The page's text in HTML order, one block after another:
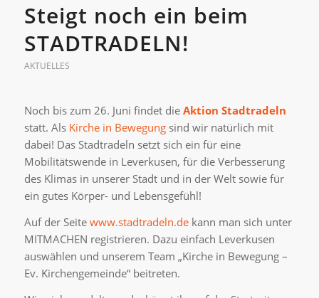
Steigt noch ein beim
STADTRADELN!
AKTUELLES
Noch bis zum 26. Juni findet die Aktion Stadtradeln
statt. Als Kirche in Bewegungsind wir natürlich mit
dabei! Das Stadtradeln setzt sich ein für eine
Mobilitätswende in Leverkusen, für die Verbesserung
des Klimas in unserer Stadt und in der Welt sowie für
ein gutes Körper- und Lebensgefühl!
Auf der Seite www.stadtradeln.dekann man sich unter
MITMACHEN registrieren. Dazu einfach Leverkusen
auswählen und unserem Team „Kirche in Bewegung –
Ev. Kirchengemeinde“ beitreten.